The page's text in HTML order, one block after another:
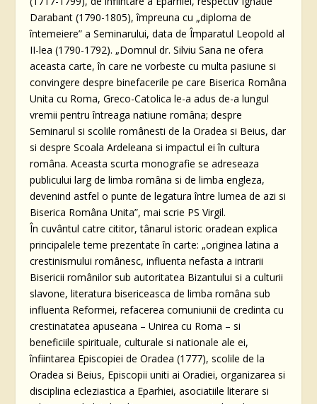
Darabant (1790-1805), împreuna cu „diploma de
întemeiere” a Seminarului, data de Împaratul Leopold al
II-lea (1790-1792). „Domnul dr. Silviu Sana ne ofera
aceasta carte, în care ne vorbeste cu multa pasiune si
convingere despre binefacerile pe care Biserica Româna
Unita cu Roma, Greco-Catolica le-a adus de-a lungul
vremii pentru întreaga natiune româna; despre
Seminarul si scolile românesti de la Oradea si Beius, dar
si despre Scoala Ardeleana si impactul ei în cultura
româna. Aceasta scurta monografie se adreseaza
publicului larg de limba româna si de limba engleza,
devenind astfel o punte de legatura între lumea de azi si
Biserica Româna Unita”, mai scrie PS Virgil.
În cuvântul catre cititor, tânarul istoric oradean explica
principalele teme prezentate în carte: „originea latina a
crestinismului românesc, influenta nefasta a intrarii
Bisericii românilor sub autoritatea Bizantului si a culturii
slavone, literatura bisericeasca de limba româna sub
influenta Reformei, refacerea comuniunii de credinta cu
crestinatatea apuseana – Unirea cu Roma – si
beneficiile spirituale, culturale si nationale ale ei,
înfiintarea Episcopiei de Oradea (1777), scolile de la
Oradea si Beius, Episcopii uniti ai Oradiei, organizarea si
disciplina ecleziastica a Eparhiei, asociatiile literare si